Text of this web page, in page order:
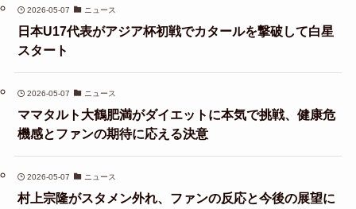
2026-05-07 ニュース
日本U17代表がアジア杯初戦でカタールを撃破して白星
スタート
2026-05-07 ニュース
ママタルト大鶴肥満がダイエットに本気で挑戦、健康危
機感とファンの期待に応える決意
2026-05-07 ニュース
村上宗隆がスタメン外れ、ファンの反応と今後の展望に